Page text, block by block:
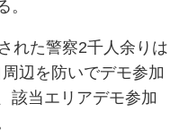
。
れた警察2千人余りは
辺を防いでデモ参加
該当エリアデモ参加